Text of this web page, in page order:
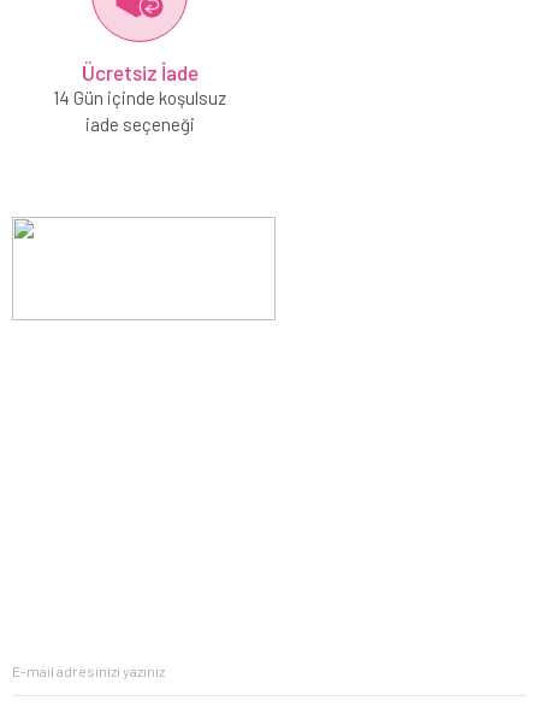
Ücretsiz İade
14 Gün içinde koşulsuz
iade seçeneği